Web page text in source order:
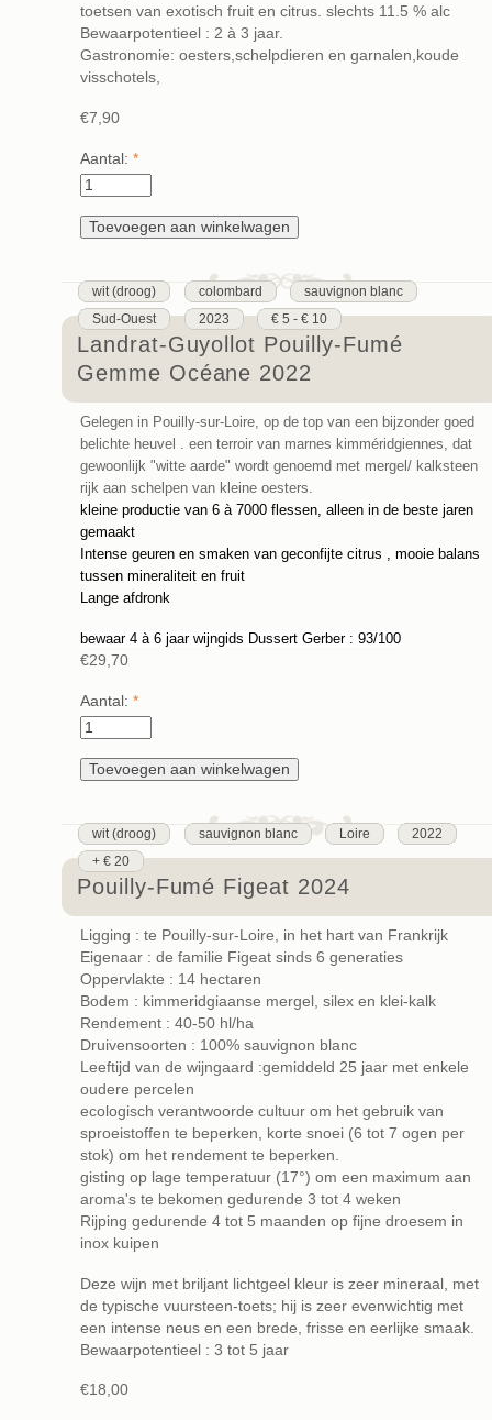
toetsen van exotisch fruit en citrus. slechts 11.5 % alc
Bewaarpotentieel : 2 à 3 jaar.
Gastronomie: oesters,schelpdieren en garnalen,koude
visschotels,
€7,90
Aantal: *
wit (droog) colombard
sauvignon blanc
Sud-Ouest
2023 € 5 - € 10
Landrat-Guyollot Pouilly-Fumé
Gemme Océane 2022
Gelegen in Pouilly-sur-Loire, op de top van een bijzonder goed
belichte heuvel . een terroir van marnes kimméridgiennes, dat
gewoonlijk "witte aarde" wordt genoemd met mergel/ kalksteen
rijk aan schelpen van kleine oesters.
kleine productie van 6 à 7000 flessen, alleen in de beste jaren
gemaakt
Intense geuren en smaken van geconfijte citrus , mooie balans
tussen mineraliteit en fruit
Lange afdronk
bewaar 4 à 6 jaar wijngids Dussert Gerber : 93/100
€29,70
Aantal: *
wit (droog) sauvignon blanc Loire
2022
+ € 20
Pouilly-Fumé Figeat 2024
Ligging : te Pouilly-sur-Loire, in het hart van Frankrijk
Eigenaar : de familie Figeat sinds 6 generaties
Oppervlakte : 14 hectaren
Bodem : kimmeridgiaanse mergel, silex en klei-kalk
Rendement : 40-50 hl/ha
Druivensoorten : 100% sauvignon blanc
Leeftijd van de wijngaard :gemiddeld 25 jaar met enkele
oudere percelen
ecologisch verantwoorde cultuur om het gebruik van
sproeistoffen te beperken, korte snoei (6 tot 7 ogen per
stok) om het rendement te beperken.
gisting op lage temperatuur (17°) om een maximum aan
aroma's te bekomen gedurende 3 tot 4 weken
Rijping gedurende 4 tot 5 maanden op fijne droesem in
inox kuipen
Deze wijn met briljant lichtgeel kleur is zeer mineraal, met
de typische vuursteen-toets; hij is zeer evenwichtig met
een intense neus en een brede, frisse en eerlijke smaak.
Bewaarpotentieel : 3 tot 5 jaar
€18,00